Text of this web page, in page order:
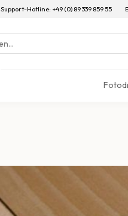
Support-Hotline: +49 (0) 89 339 859 55